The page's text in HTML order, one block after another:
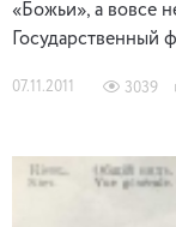
«Божьи», а вовсе
Государственный
07.11.2011 3039